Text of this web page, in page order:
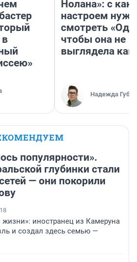
Нолана»: с
настроем
смотреть
чтобы она не
выглядела как
Надежда
популярности».
глубинки стали
— они покорили
18
иностранец из Камеруна
и создал здесь семью —